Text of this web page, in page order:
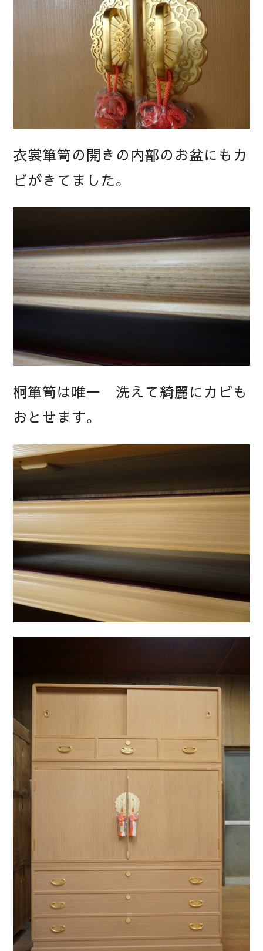
衣裳箪笥の開きの内部のお盆にもカ
ビがきてました。
桐箪笥は唯一 洗えて綺麗にカビも
おとせます。